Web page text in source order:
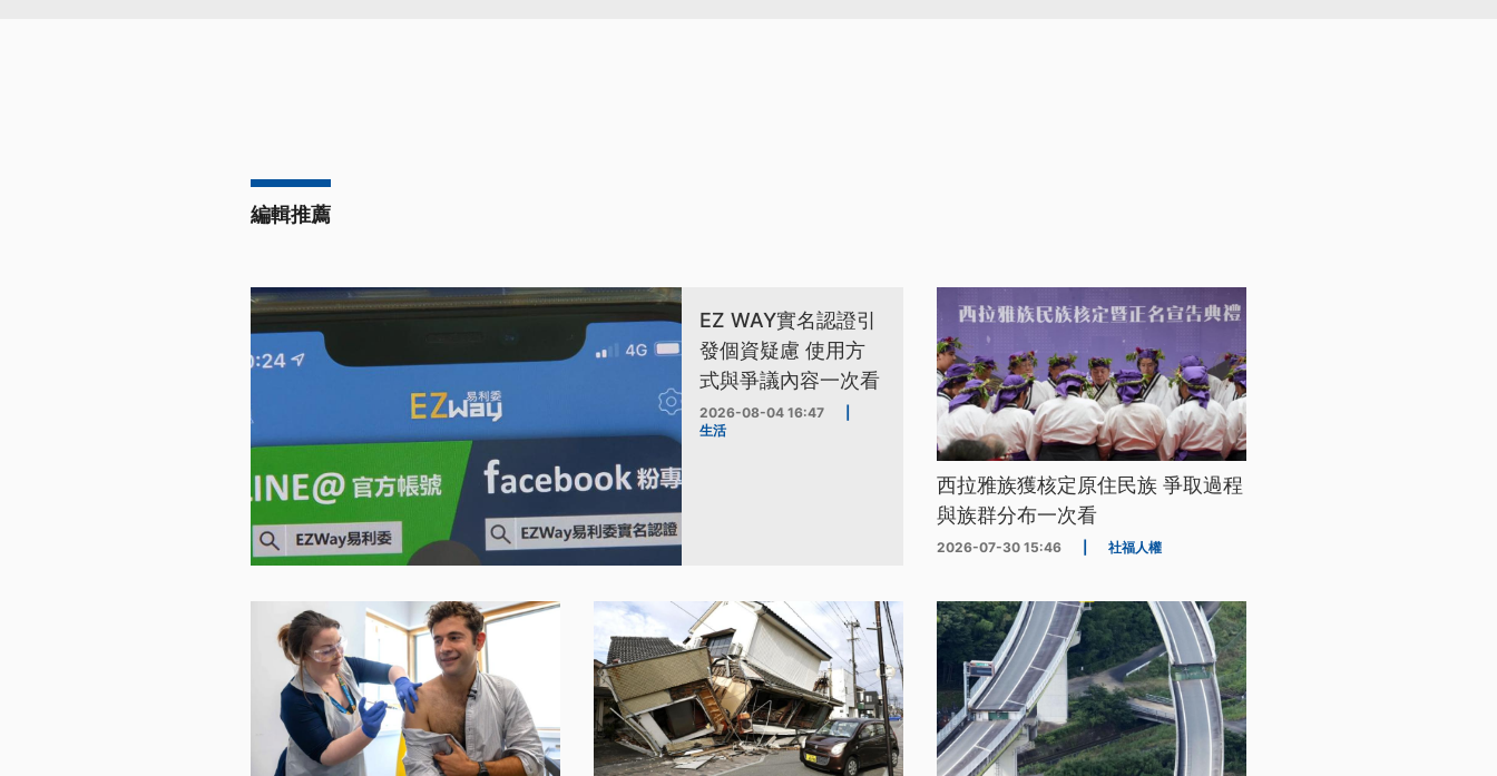
編輯推薦
EZ WAY實名認證引
發個資疑慮 使用方
式與爭議內容一次看
2026-08-04 16:47
生活
西拉雅族獲核定原住民族 爭取過程
與族群分布一次看
2026-07-30 15:46 社福人權